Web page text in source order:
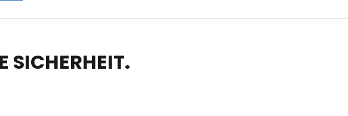
SICHERHEIT.